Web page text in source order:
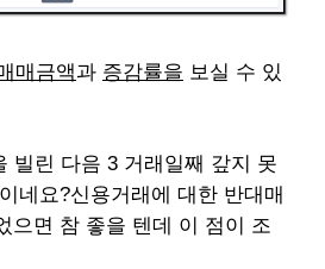
매금액과 증감률을 보실 수 있
빌린 다음 3 거래일째 갚지 못
네요?신용거래에 대한 반대매
으면 참 좋을 텐데 이 점이 조